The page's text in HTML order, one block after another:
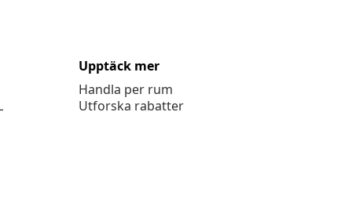
Upptäck mer
Handla per rum
Utforska rabatter